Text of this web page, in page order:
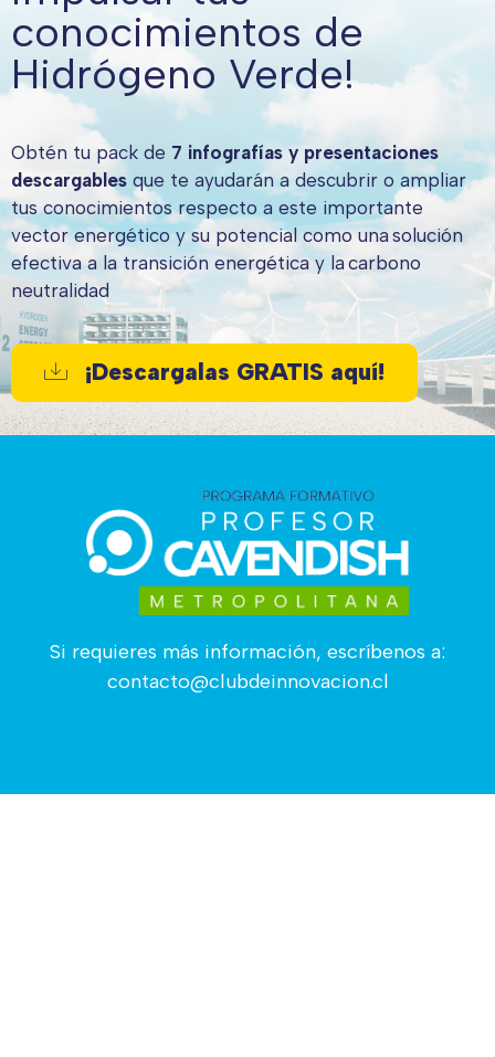
conocimientos de
Hidrógeno Verde!
Obtén tu pack de 7 infografías y presentaciones
descargables que te ayudarán a descubrir o ampliar
tus conocimientos respecto a este importante
vector energético y su potencial como una solución
efectiva a la transición energética y la carbono
neutralidad
¡Descargalas GRATIS aquí!
Si requieres más información, escríbenos a:
contacto@clubdeinnovacion.cl